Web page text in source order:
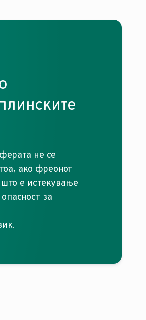
не се
ако фреонот
е истекување
за